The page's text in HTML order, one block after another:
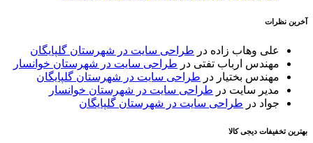
آخرین نظرات
علی وهاب زاده در طراحی سایت در شهرستان گلپایگان
مهندس ارباب تفتی در طراحی سایت در شهرستان خوانسار
مهندس بختیار در طراحی سایت در شهرستان گلپایگان
مدیر سایت در طراحی سایت در شهرستان خوانسار
جواد در طراحی سایت در شهرستان گلپایگان
بهترین تخفیفات دیجی کالا